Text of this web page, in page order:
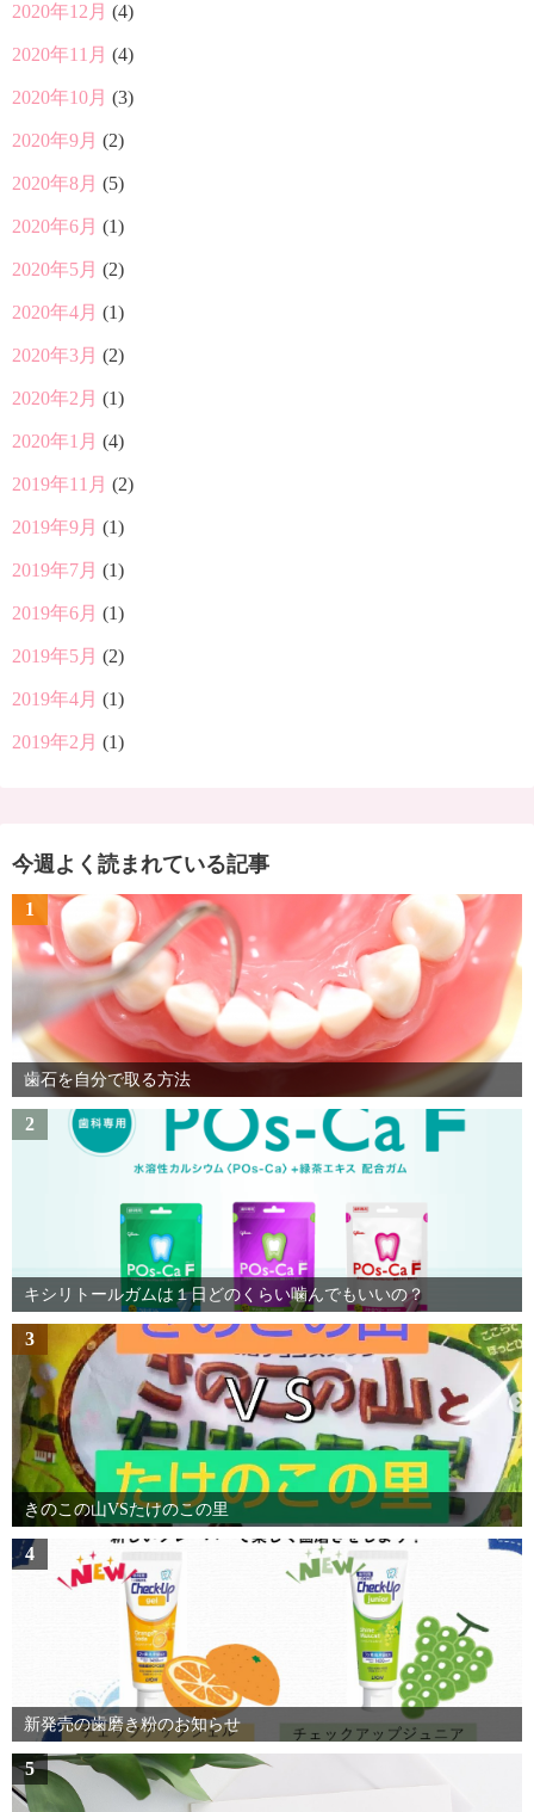
2020年12月 (4)
2020年11月 (4)
2020年10月 (3)
2020年9月 (2)
2020年8月 (5)
2020年6月 (1)
2020年5月 (2)
2020年4月 (1)
2020年3月 (2)
2020年2月 (1)
2020年1月 (4)
2019年11月 (2)
2019年9月 (1)
2019年7月 (1)
2019年6月 (1)
2019年5月 (2)
2019年4月 (1)
2019年2月 (1)
今週よく読まれている記事
1
歯石を自分で取る方法
2
キシリトールガムは１日どのくらい噛んでもいいの？
3
きのこの山VSたけのこの里
4
新発売の歯磨き粉のお知らせ
5